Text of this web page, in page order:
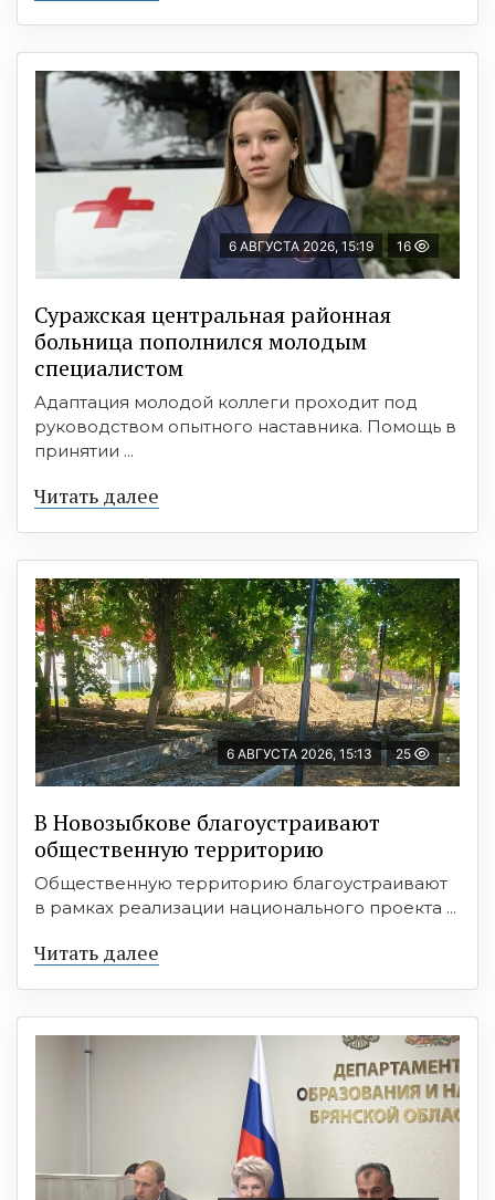
6 АВГУСТА 2026, 15:19 16
Суражская центральная районная
больница пополнился молодым
специалистом
Адаптация молодой коллеги проходит под
руководством опытного наставника. Помощь в
принятии ...
Читать далее
6 АВГУСТА 2026, 15:13 25
В Новозыбкове благоустраивают
общественную территорию
Общественную территорию благоустраивают
в рамках реализации национального проекта ...
Читать далее